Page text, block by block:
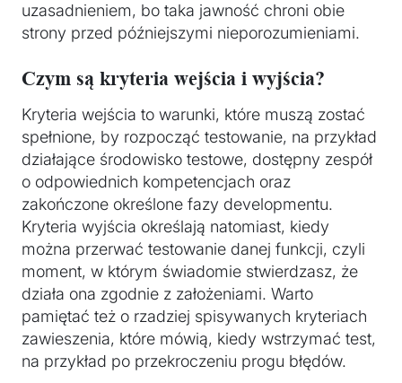
uzasadnieniem, bo taka jawność chroni obie
strony przed późniejszymi nieporozumieniami.
Czym są kryteria wejścia i wyjścia?
Kryteria wejścia to warunki, które muszą zostać
spełnione, by rozpocząć testowanie, na przykład
działające środowisko testowe, dostępny zespół
o odpowiednich kompetencjach oraz
zakończone określone fazy developmentu.
Kryteria wyjścia określają natomiast, kiedy
można przerwać testowanie danej funkcji, czyli
moment, w którym świadomie stwierdzasz, że
działa ona zgodnie z założeniami. Warto
pamiętać też o rzadziej spisywanych kryteriach
zawieszenia, które mówią, kiedy wstrzymać test,
na przykład po przekroczeniu progu błędów.